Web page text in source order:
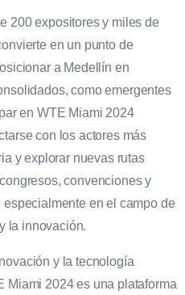
200 expositores y miles de
en un punto de
a Medellín en
como emergentes
en WTE Miami 2024
con los actores más
y explorar nuevas rutas
convenciones y
en el campo de
la innovación.
y la tecnología
Miami 2024 es una plataforma